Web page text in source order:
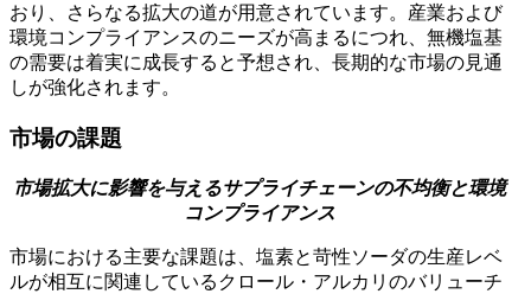
おり、さらなる拡大の道が用意されています。産業および
環境コンプライアンスのニーズが高まるにつれ、無機塩基
の需要は着実に成長すると予想され、長期的な市場の見通
しが強化されます。
市場の課題
市場拡大に影響を与えるサプライチェーンの不均衡と環境
コンプライアンス
市場における主要な課題は、塩素と苛性ソーダの生産レベ
ルが相互に関連しているクロール・アルカリのバリューチ